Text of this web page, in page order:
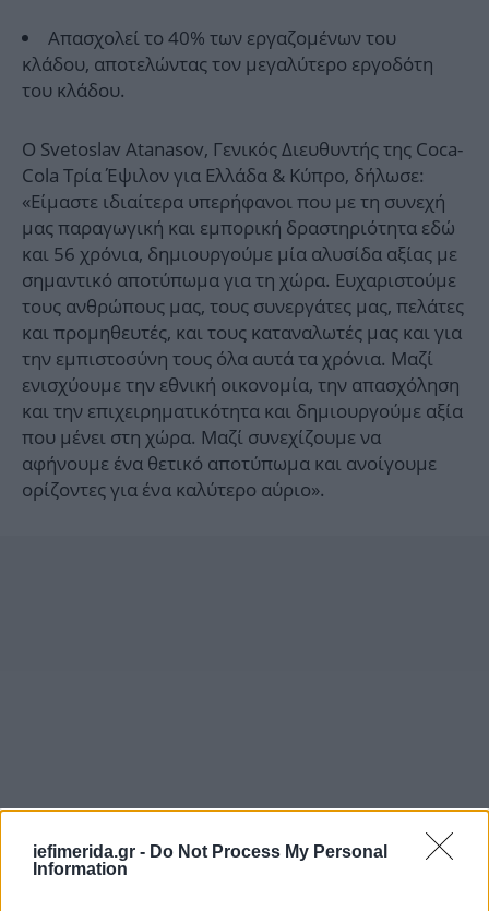
iefimerida.gr - Do Not Process My Personal
Information
Απασχολεί το 40% των εργαζομένων του
κλάδου, αποτελώντας τον μεγαλύτερο εργοδότη
του κλάδου.
Ο Svetoslav Atanasov, Γενικός Διευθυντής της Coca-
Cola Τρία Έψιλον για Ελλάδα & Κύπρο, δήλωσε:
«Είμαστε ιδιαίτερα υπερήφανοι που με τη συνεχή
μας παραγωγική και εμπορική δραστηριότητα εδώ
και 56 χρόνια, δημιουργούμε μία αλυσίδα αξίας με
σημαντικό αποτύπωμα για τη χώρα. Ευχαριστούμε
τους ανθρώπους μας, τους συνεργάτες μας, πελάτες
και προμηθευτές, και τους καταναλωτές μας και για
την εμπιστοσύνη τους όλα αυτά τα χρόνια. Μαζί
ενισχύουμε την εθνική οικονομία, την απασχόληση
και την επιχειρηματικότητα και δημιουργούμε αξία
που μένει στη χώρα. Μαζί συνεχίζουμε να
αφήνουμε ένα θετικό αποτύπωμα και ανοίγουμε
ορίζοντες για ένα καλύτερο αύριο».